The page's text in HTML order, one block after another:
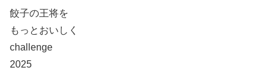
餃子の王将を
もっとおいしく
challenge
2025